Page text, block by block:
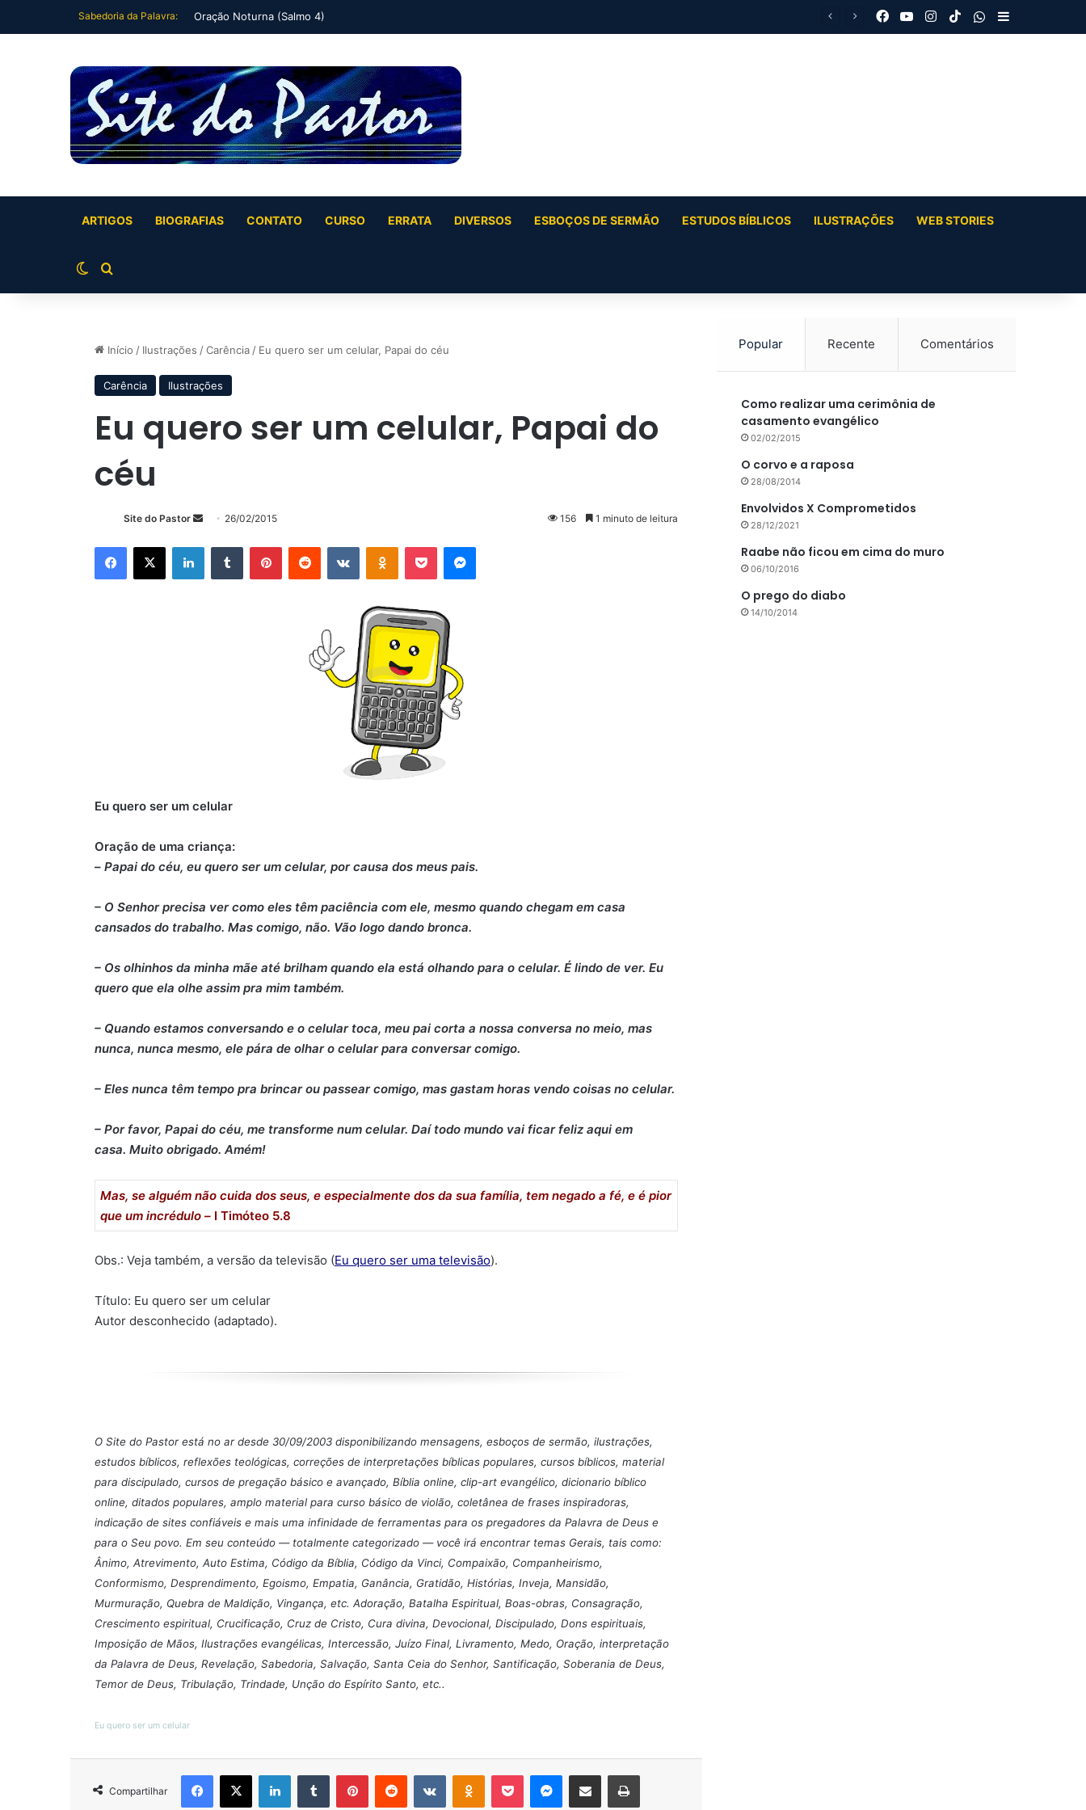
Sabedoria da Palavra: Oração Noturna (Salmo 4) Facebook
YouTubeInstagram
TikTokWhatsApp
Barra Lateral
ARTIGOS BIOGRAFIAS CONTATO CURSO ERRATA DIVERSOS ESBOÇOS DE SERMÃO ESTUDOS BÍBLICOS ILUSTRAÇÕES WEB STORIES
Switch skin
Buscar por
Início / Ilustrações /Carência / Eu quero ser um celular, Papai do céu
Carência Ilustrações
Eu quero ser um celular, Papai do
céu
Site do Pastor
Mande
mail
26/02/2015 156 1 minuto de leitura
Facebook
X LinkedinTumblr PinterestReddit VK OK Pocket Messenger
Eu quero ser um celular
Oração de uma criança:
– Papai do céu, eu quero ser um celular, por causa dos meus pais.
– O Senhor precisa ver como eles têm paciência com ele, mesmo quando chegam em casa
cansados do trabalho. Mas comigo, não. Vão logo dando bronca.
– Os olhinhos da minha mãe até brilham quando ela está olhando para o celular. É lindo de ver. Eu
quero que ela olhe assim pra mim também.
– Quando estamos conversando e o celular toca, meu pai corta a nossa conversa no meio, mas
nunca, nunca mesmo, ele pára de olhar o celular para conversar comigo.
– Eles nunca têm tempo pra brincar ou passear comigo, mas gastam horas vendo coisas no celular.
– Por favor, Papai do céu, me transforme num celular. Daí todo mundo vai ficar feliz aqui em
casa. Muito obrigado. Amém!
Mas, se alguém não cuida dos seus, e especialmente dos da sua família, tem negado a fé, e é pior
que um incrédulo – I Timóteo 5.8
Obs.: Veja também, a versão da televisão (Eu quero ser uma televisão).
Título: Eu quero ser um celular
Autor desconhecido (adaptado).
O Site do Pastor está no ar desde 30/09/2003 disponibilizando mensagens, esboços de sermão, ilustrações,
estudos bíblicos, reflexões teológicas, correções de interpretações bíblicas populares, cursos bíblicos, material
para discipulado, cursos de pregação básico e avançado, Bíblia online, clip-art evangélico, dicionario bíblico
online, ditados populares, amplo material para curso básico de violão, coletânea de frases inspiradoras,
indicação de sites confiáveis e mais uma infinidade de ferramentas para os pregadores da Palavra de Deus e
para o Seu povo. Em seu conteúdo — totalmente categorizado — você irá encontrar temas Gerais, tais como:
Ânimo, Atrevimento, Auto Estima, Código da Bíblia, Código da Vinci, Compaixão, Companheirismo,
Conformismo, Desprendimento, Egoismo, Empatia, Ganância, Gratidão, Histórias, Inveja, Mansidão,
Murmuração, Quebra de Maldição, Vingança, etc. Adoração, Batalha Espiritual, Boas-obras, Consagração,
Crescimento espiritual, Crucificação, Cruz de Cristo, Cura divina, Devocional, Discipulado, Dons espirituais,
Imposição de Mãos, Ilustrações evangélicas, Intercessão, Juízo Final, Livramento, Medo, Oração, interpretação
da Palavra de Deus, Revelação, Sabedoria, Salvação, Santa Ceia do Senhor, Santificação, Soberania de Deus,
Temor de Deus, Tribulação, Trindade, Unção do Espírito Santo, etc..
Eu quero ser um celular
Compartilhar
Facebook
X LinkedinTumblr PinterestReddit VK OK Pocket Messenger
Compartilhar via e-mail Imprimir
Popular Recente Comentários
Como realizar uma cerimônia de
casamento evangélico
02/02/2015
O corvo e a raposa
28/08/2014
Envolvidos X Comprometidos
28/12/2021
Raabe não ficou em cima do muro
06/10/2016
O prego do diabo
14/10/2014